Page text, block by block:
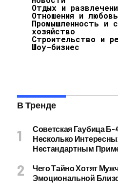
Отдых и
Отношения и любовь
Промышленность и
хозяйство
Строительство и
Шоу-бизнес
В Тренде
Советская Гаубица Б-
Несколько
Нестандартным
Чего Тайно Хотят
Эмоциональной